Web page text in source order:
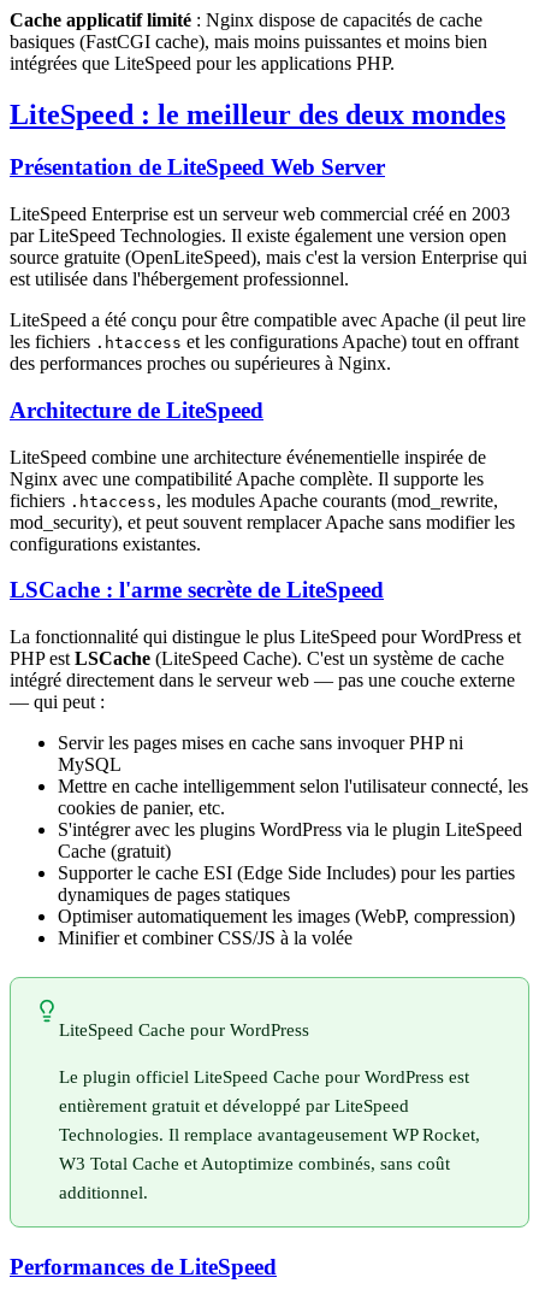
Cache applicatif limité : Nginx dispose de capacités de cache
basiques (FastCGI cache), mais moins puissantes et moins bien
intégrées que LiteSpeed pour les applications PHP.
LiteSpeed : le meilleur des deux mondes
Présentation de LiteSpeed Web Server
LiteSpeed Enterprise est un serveur web commercial créé en 2003
par LiteSpeed Technologies. Il existe également une version open
source gratuite (OpenLiteSpeed), mais c'est la version Enterprise qui
est utilisée dans l'hébergement professionnel.
LiteSpeed a été conçu pour être compatible avec Apache (il peut lire
les fichiers .htaccess et les configurations Apache) tout en offrant
des performances proches ou supérieures à Nginx.
Architecture de LiteSpeed
LiteSpeed combine une architecture événementielle inspirée de
Nginx avec une compatibilité Apache complète. Il supporte les
fichiers .htaccess, les modules Apache courants (mod_rewrite,
mod_security), et peut souvent remplacer Apache sans modifier les
configurations existantes.
LSCache : l'arme secrète de LiteSpeed
La fonctionnalité qui distingue le plus LiteSpeed pour WordPress et
PHP est LSCache (LiteSpeed Cache). C'est un système de cache
intégré directement dans le serveur web — pas une couche externe
— qui peut :
Servir les pages mises en cache sans invoquer PHP ni
MySQL
Mettre en cache intelligemment selon l'utilisateur connecté, les
cookies de panier, etc.
S'intégrer avec les plugins WordPress via le plugin LiteSpeed
Cache (gratuit)
Supporter le cache ESI (Edge Side Includes) pour les parties
dynamiques de pages statiques
Optimiser automatiquement les images (WebP, compression)
Minifier et combiner CSS/JS à la volée
LiteSpeed Cache pour WordPress
Le plugin officiel LiteSpeed Cache pour WordPress est
entièrement gratuit et développé par LiteSpeed
Technologies. Il remplace avantageusement WP Rocket,
W3 Total Cache et Autoptimize combinés, sans coût
additionnel.
Performances de LiteSpeed